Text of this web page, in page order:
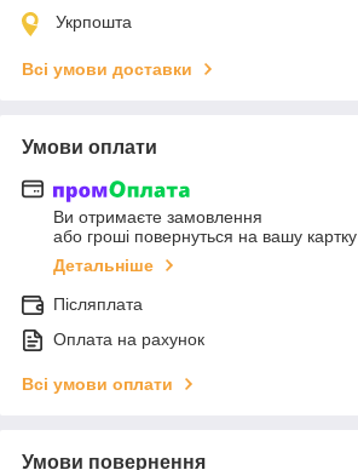
Укрпошта
Всі умови доставки
Умови оплати
Ви отримаєте замовлення
або гроші повернуться на вашу картку
Детальніше
Післяплата
Оплата на рахунок
Всі умови оплати
Умови повернення